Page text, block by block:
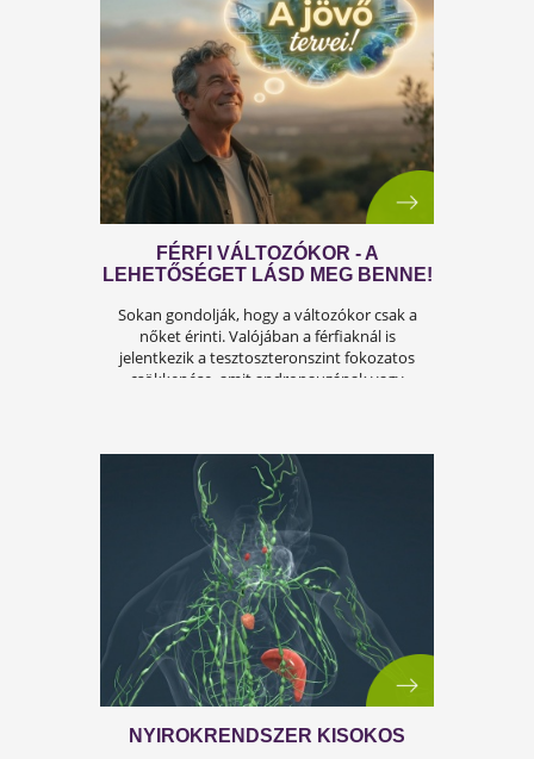
OKAI, TÜNETEI ÉS LEHETSÉGES
MEGOLDÁSAI
az életben. Nem csupán a testi egészséget,
hanem az önbecsülést is befolyásolja.